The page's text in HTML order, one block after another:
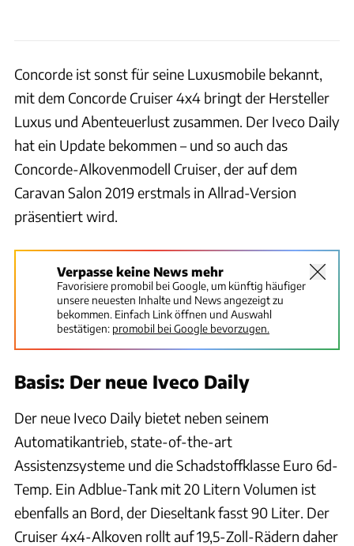
Concorde ist sonst für seine Luxusmobile bekannt,
mit dem Concorde Cruiser 4x4 bringt der Hersteller
Luxus und Abenteuerlust zusammen. Der Iveco Daily
hat ein Update bekommen – und so auch das
Concorde-Alkovenmodell Cruiser, der auf dem
Caravan Salon 2019 erstmals in Allrad-Version
präsentiert wird.
Verpasse keine News mehr
Favorisiere promobil bei Google, um künftig häufiger
unsere neuesten Inhalte und News angezeigt zu
bekommen. Einfach Link öffnen und Auswahl
bestätigen: promobil bei Google bevorzugen.
Basis: Der neue Iveco Daily
Der neue Iveco Daily bietet neben seinem
Automatikantrieb, state-of-the-art
Assistenzsysteme und die Schadstoffklasse Euro 6d-
Temp. Ein Adblue-Tank mit 20 Litern Volumen ist
ebenfalls an Bord, der Dieseltank fasst 90 Liter. Der
Cruiser 4x4-Alkoven rollt auf 19,5-Zoll-Rädern daher